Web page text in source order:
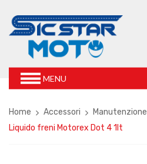
MENU
Home Accessori Manutenzione
Liquido freni Motorex Dot 4 1lt